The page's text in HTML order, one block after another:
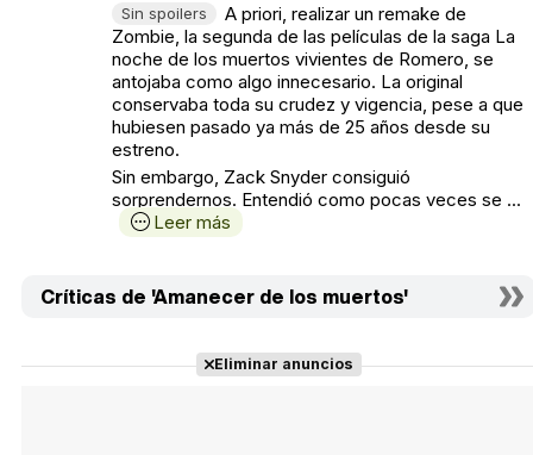
Sin spoilers
A priori, realizar un remake de
Zombie, la segunda de las películas de la saga La
noche de los muertos vivientes de Romero, se
antojaba como algo innecesario. La original
conservaba toda su crudez y vigencia, pese a que
hubiesen pasado ya más de 25 años desde su
estreno.
Sin embargo, Zack Snyder consiguió
sorprendernos. Entendió como pocas veces se ...
Leer más
Críticas de 'Amanecer de los muertos'
Eliminar anuncios